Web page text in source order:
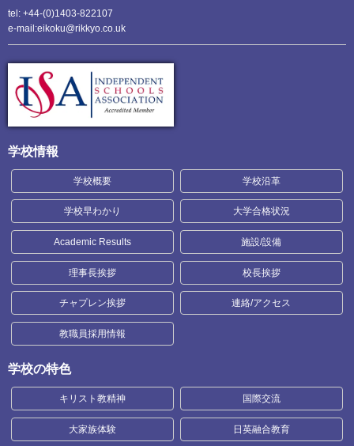
tel: +44-(0)1403-822107
e-mail:eikoku@rikkyo.co.uk
学校情報
学校概要 学校沿革
学校早わかり 大学合格状況
Academic Results 施設/設備
理事長挨拶 校長挨拶
チャプレン挨拶 連絡/アクセス
教職員採用情報
学校の特色
キリスト教精神 国際交流
大家族体験 日英融合教育